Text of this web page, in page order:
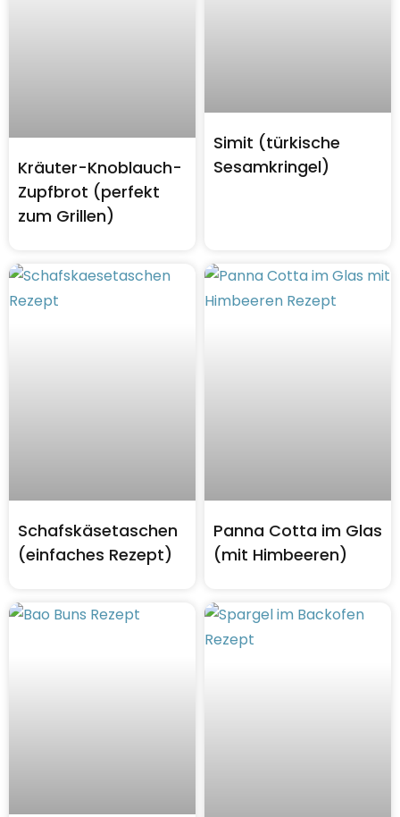
Kräuter-Knoblauch-
Zupfbrot (perfekt
zum Grillen)
Simit (türkische
Sesamkringel)
Schafskäsetaschen
(einfaches Rezept)
Panna Cotta im Glas
(mit Himbeeren)